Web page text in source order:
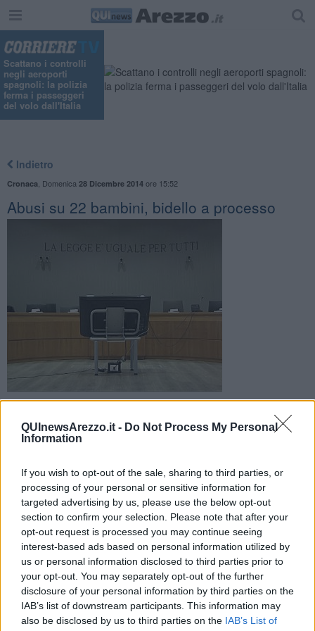
QUInewsArezzo.it - Do Not Process My Personal
Information
If you wish to opt-out of the sale, sharing to third parties, or
processing of your personal or sensitive information for
targeted advertising by us, please use the below opt-out
section to confirm your selection. Please note that after your
opt-out request is processed you may continue seeing
interest-based ads based on personal information utilized by
us or personal information disclosed to third parties prior to
your opt-out. You may separately opt-out of the further
disclosure of your personal information by third parties on the
IAB’s list of downstream participants. This information may
also be disclosed by us to third parties on the IAB’s List of
Scattano i controlli
negli aeroporti
spagnoli: la polizia
ferma i passeggeri
del volo dall'Italia
Indietro
Cronaca Domenica 28 Dicembre 2014ore 15:52
Abusi su 22 bambini, bidello a processo
L'uomo di 51 anni è accusato di violenza sessuale aggravata
su alunni dell'asilo dove lavorava. L'udienza preliminare è
fissata per il 3 febbraio
AREZZO —Gli abusi risalirebbero al periodo precedente al
marzo 2012e, stando alle testimonianze dei piccoli,sarebbero
avvenuti nel bagno della scuola materna, dove il bidello si
sarebbe spogliato costringendoli ad atti sessuali. La notizia,
pubblicata suLa Nazioneè emersa in seguito alle notifiche, dopo
l'avviso di chiusura delle indagini e la richiesta di rinvio a giudizio
formulata dal pm Ersilia Spena. Il bidello,che era stato arrestato
(ai domiciliari)ed ha tuttora l'obbligo di dimora nella sua